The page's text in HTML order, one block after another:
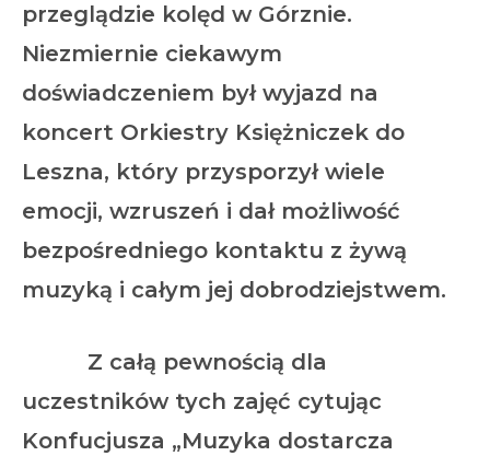
przeglądzie kolęd w Górznie.
Niezmiernie ciekawym
doświadczeniem był wyjazd na
koncert Orkiestry Księżniczek do
Leszna, który przysporzył wiele
emocji, wzruszeń i dał możliwość
bezpośredniego kontaktu z żywą
muzyką i całym jej dobrodziejstwem.
Z całą pewnością dla
uczestników tych zajęć cytując
Konfucjusza „Muzyka dostarcza